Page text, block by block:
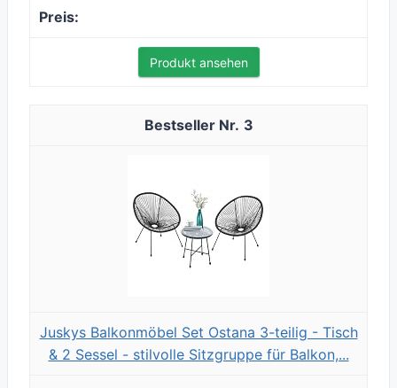
Produkt ansehen
3
Juskys Balkonmöbel Set Ostana 3-teilig - Tisch
& 2 Sessel - stilvolle Sitzgruppe für Balkon,...